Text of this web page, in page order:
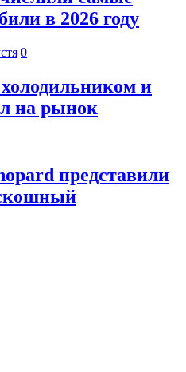
в 2026 году
0
и
на рынок
представили